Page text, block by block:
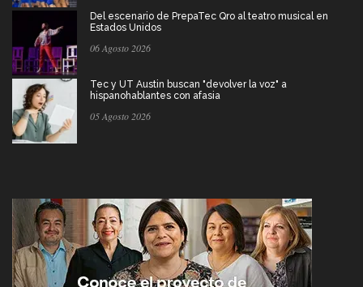
Del escenario de PrepaTec Qro al teatro musical en
Estados Unidos
06 Agosto 2026
Tec y UT Austin buscan "devolver la voz" a
hispanohablantes con afasia
05 Agosto 2026